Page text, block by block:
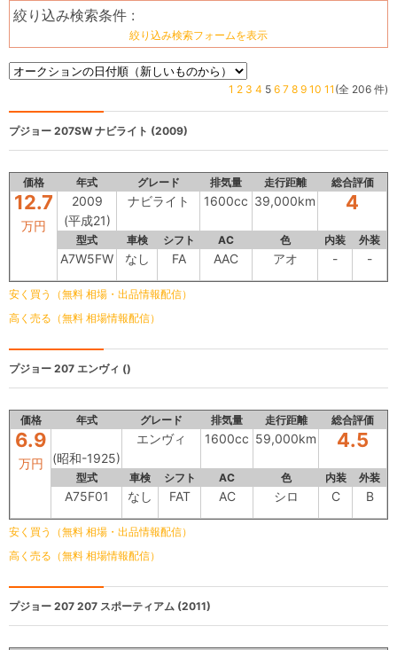
絞り込み検索条件 :
絞り込み検索フォームを表示
1 2 3 4 5 6 7 8 9 10 11 (全 206 件)
プジョー 207SW ナビライト (2009)
価格 年式 グレード 排気量 走行距離 総合評価
12.7
万円
2009
(平成21)
ナビライト 1600cc 39,000km 4
型式 車検 シフト AC 色 内装 外装
A7W5FW なし FA AAC アオ - -
安く買う（無料 相場・出品情報配信）
高く売る（無料 相場情報配信）
プジョー 207 エンヴィ ()
価格 年式 グレード 排気量 走行距離 総合評価
6.9
万円 (昭和-1925)
エンヴィ 1600cc 59,000km 4.5
型式 車検 シフト AC 色 内装 外装
A75F01 なし FAT AC シロ C B
安く買う（無料 相場・出品情報配信）
高く売る（無料 相場情報配信）
プジョー 207 207 スポーティアム (2011)